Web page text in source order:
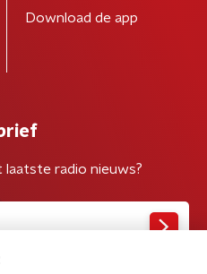
Download de app
radio nieuws?